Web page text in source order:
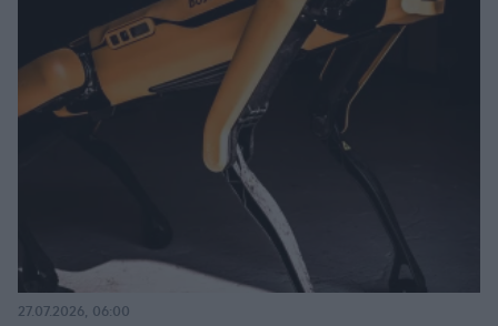
27.07.2026, 06:00